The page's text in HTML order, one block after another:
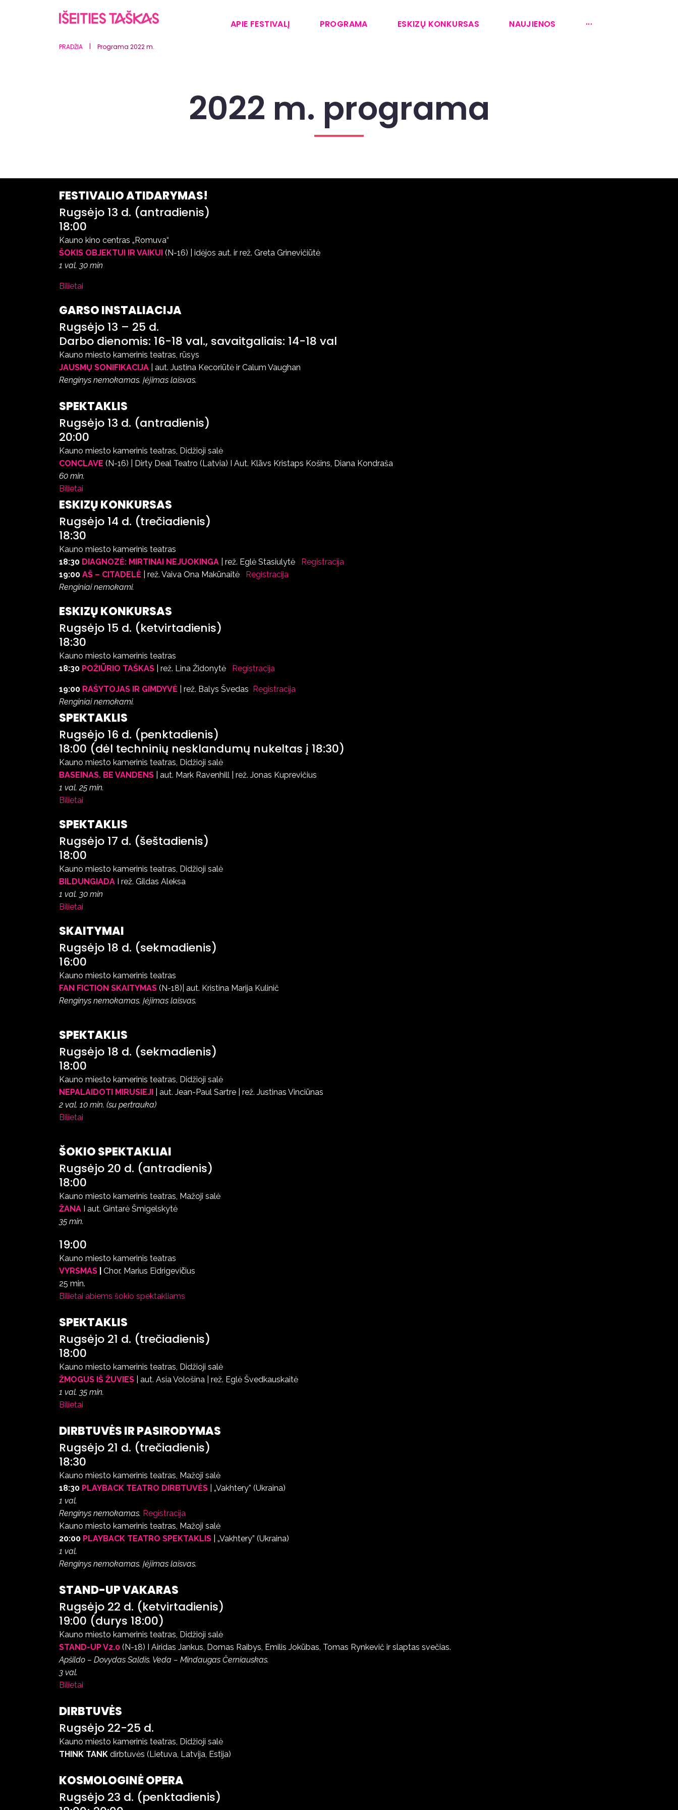
APIE FESTIVALĮ PROGRAMA ESKIZŲ KONKURSAS NAUJIENOS ···
PRADŽIA | Programa 2022 m.
2022 m. programa
FESTIVALIO ATIDARYMAS!
Rugsėjo 13 d. (antradienis)
18:00
Kauno kino centras „Romuva“
ŠOKIS OBJEKTUI IR VAIKUI (N-16) | idėjos aut. ir rež. Greta Grinevičiūtė
1 val. 30 min
Bilietai
GARSO INSTALIACIJA
Rugsėjo 13 – 25 d.
Darbo dienomis: 16-18 val., savaitgaliais: 14-18 val
Kauno miesto kamerinis teatras, rūsys
JAUSMŲ SONIFIKACIJA | aut. Justina Kecoriūtė ir Calum Vaughan
Renginys nemokamas. Įėjimas laisvas.
SPEKTAKLIS
Rugsėjo 13 d. (antradienis)
20:00
Kauno miesto kamerinis teatras, Didžioji salė
CONCLAVE (N-16) | Dirty Deal Teatro (Latvia) I Aut. Klāvs Kristaps Košins, Diana Kondraša
60 min.
Bilietai
ESKIZŲ KONKURSAS
Rugsėjo 14 d. (trečiadienis)
18:30
Kauno miesto kamerinis teatras
18:30 DIAGNOZĖ: MIRTINAI NEJUOKINGA | rež. Eglė Stasiulytė Registracija
19:00 AŠ – CITADELĖ | rež. Vaiva Ona Makūnaitė
Registracija
Renginiai nemokami.
ESKIZŲ KONKURSAS
Rugsėjo 15 d. (ketvirtadienis)
18:30
Kauno miesto kamerinis teatras
18:30 POŽIŪRIO TAŠKAS | rež. Lina Židonytė Registracija
19:00 RAŠYTOJAS IR GIMDYVĖ | rež. Balys Švedas Registracija
Renginiai nemokami.
SPEKTAKLIS
Rugsėjo 16 d. (penktadienis)
18:00 (dėl techninių nesklandumų nukeltas į 18:30)
Kauno miesto kamerinis teatras, Didžioji salė
BASEINAS. BE VANDENS
| aut. Mark Ravenhill | rež. Jonas Kuprevičius
1 val. 25 min.
Bilietai
SPEKTAKLIS
Rugsėjo 17 d. (šeštadienis)
18:00
Kauno miesto kamerinis teatras, Didžioji salė
BILDUNGIADA I rež. Gildas Aleksa
1 val. 30 min
Bilietai
SKAITYMAI
Rugsėjo 18 d. (sekmadienis)
16:00
Kauno miesto kamerinis teatras
FAN FICTION SKAITYMAS (N-18)| aut. Kristina Marija Kulinič
Renginys nemokamas. Įėjimas laisvas.
SPEKTAKLIS
Rugsėjo 18 d. (sekmadienis)
18:00
Kauno miesto kamerinis teatras, Didžioji salė
NEPALAIDOTI MIRUSIEJI
| aut. Jean-Paul Sartre | rež. Justinas Vinciūnas
2 val. 10 min. (su pertrauka)
Bilietai
ŠOKIO SPEKTAKLIAI
Rugsėjo 20 d. (antradienis)
18:00
Kauno miesto kamerinis teatras, Mažoji salė
ŽANA I aut. Gintarė Šmigelskytė
35 min.
19:00
Kauno miesto kamerinis teatras
VYRSMAS
Chor. Marius Eidrigevičius
25 min.
Bilietai abiems šokio spektakliams
SPEKTAKLIS
Rugsėjo 21 d. (trečiadienis)
18:00
Kauno miesto kamerinis teatras, Didžioji salė
ŽMOGUS IŠ ŽUVIES | aut. Asia Vološina | rež. Eglė Švedkauskaitė
1 val. 35 min.
Bilietai
DIRBTUVĖS IR PASIRODYMAS
Rugsėjo 21 d. (trečiadienis)
18:30
Kauno miesto kamerinis teatras, Mažoji salė
18:30 PLAYBACK TEATRO DIRBTUVĖS | „Vakhtery” (Ukraina)
1 val.
Renginys nemokamas. Registracija
Kauno miesto kamerinis teatras, Mažoji salė
20:00 PLAYBACK TEATRO SPEKTAKLIS | „Vakhtery” (Ukraina)
1 val.
Renginys nemokamas. Įėjimas laisvas.
STAND-UP VAKARAS
Rugsėjo 22 d. (ketvirtadienis)
19:00 (durys 18:00)
Kauno miesto kamerinis teatras, Didžioji salė
STAND-UP V2.0 (N-18) I Airidas Jankus, Domas Raibys, Emilis Jokūbas, Tomas Rynkevič ir slaptas svečias.
Apšildo – Dovydas Saldis. Veda – Mindaugas Černiauskas.
3 val.
Bilietai
DIRBTUVĖS
Rugsėjo 22-25 d.
Kauno miesto kamerinis teatras, Didžioji salė
THINK TANK dirbtuvės (Lietuva, Latvija, Estija)
KOSMOLOGINĖ OPERA
Rugsėjo 23 d. (penktadienis)